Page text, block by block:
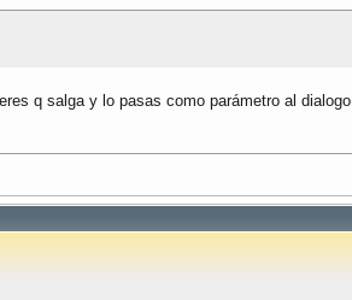
q salga y lo pasas como parámetro al dialogo